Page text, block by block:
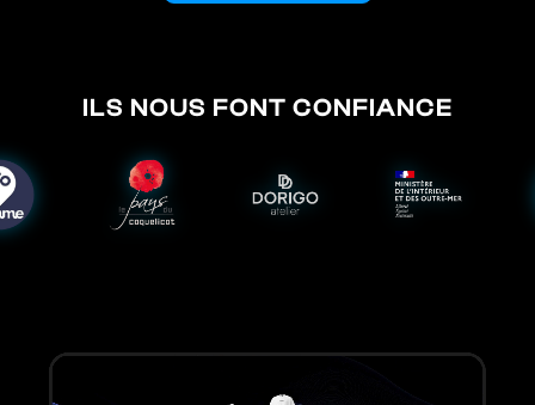
ILS NOUS FONT CONFIANCE